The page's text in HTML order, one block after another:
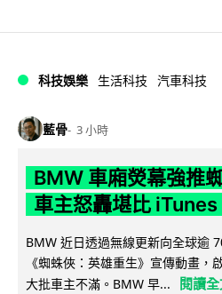
科技娛樂 生活科技 汽車科技
藍骨 3 小時
BMW 車廂熒幕強推
車主怒轟堪比
BMW 近日透過無線更新向全球逾
《蜘蛛俠：英雄重生》宣傳動畫，
大批車主不滿。BMW 早...
閱讀